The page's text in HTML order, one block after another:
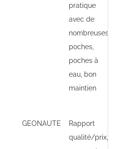
pratique
avec de
nombreuses
poches,
poches à
eau, bon
maintien
GEONAUTE
Rapport
qualité/prix,